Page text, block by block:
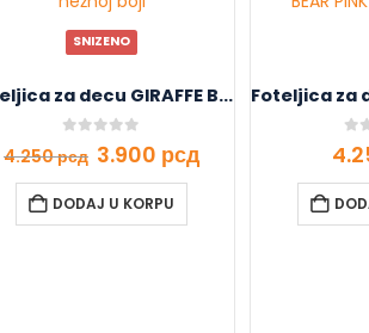
SNIZENO
Foteljica za decu GIRAFFE B01
out of 5
4.250рсд 3.900 рсд
DODAJ U KORPU